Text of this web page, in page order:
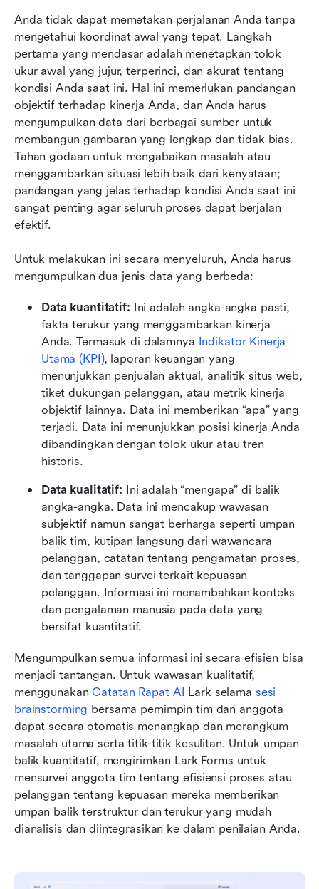
Anda tidak dapat memetakan perjalanan Anda tanpa
mengetahui koordinat awal yang tepat. Langkah
pertama yang mendasar adalah menetapkan tolok
ukur awal yang jujur, terperinci, dan akurat tentang
kondisi Anda saat ini. Hal ini memerlukan pandangan
objektif terhadap kinerja Anda, dan Anda harus
mengumpulkan data dari berbagai sumber untuk
membangun gambaran yang lengkap dan tidak bias.
Tahan godaan untuk mengabaikan masalah atau
menggambarkan situasi lebih baik dari kenyataan;
pandangan yang jelas terhadap kondisi Anda saat ini
sangat penting agar seluruh proses dapat berjalan
efektif.
Untuk melakukan ini secara menyeluruh, Anda harus
mengumpulkan dua jenis data yang berbeda:
Data kuantitatif: Ini adalah angka-angka pasti,
fakta terukur yang menggambarkan kinerja
Anda. Termasuk di dalamnya Indikator Kinerja
Utama (KPI), laporan keuangan yang
menunjukkan penjualan aktual, analitik situs web,
tiket dukungan pelanggan, atau metrik kinerja
objektif lainnya. Data ini memberikan “apa” yang
terjadi. Data ini menunjukkan posisi kinerja Anda
dibandingkan dengan tolok ukur atau tren
historis.
Data kualitatif: Ini adalah “mengapa” di balik
angka-angka. Data ini mencakup wawasan
subjektif namun sangat berharga seperti umpan
balik tim, kutipan langsung dari wawancara
pelanggan, catatan tentang pengamatan proses,
dan tanggapan survei terkait kepuasan
pelanggan. Informasi ini menambahkan konteks
dan pengalaman manusia pada data yang
bersifat kuantitatif.
Mengumpulkan semua informasi ini secara efisien bisa
menjadi tantangan. Untuk wawasan kualitatif,
menggunakan Catatan Rapat AI Lark selama sesi
brainstorming bersama pemimpin tim dan anggota
dapat secara otomatis menangkap dan merangkum
masalah utama serta titik-titik kesulitan. Untuk umpan
balik kuantitatif, mengirimkan Lark Forms untuk
mensurvei anggota tim tentang efisiensi proses atau
pelanggan tentang kepuasan mereka memberikan
umpan balik terstruktur dan terukur yang mudah
dianalisis dan diintegrasikan ke dalam penilaian Anda.